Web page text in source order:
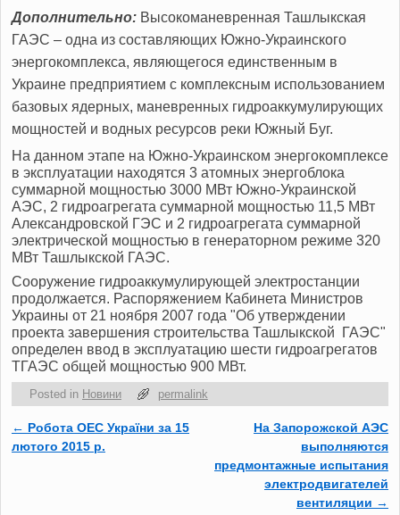
Дополнительно: Высокоманевренная Ташлыкская
ГАЭС – одна из составляющих Южно-Украинского
энергокомплекса, являющегося единственным в
Украине предприятием с комплексным использованием
базовых ядерных, маневренных гидроаккумулирующих
мощностей и водных ресурсов реки Южный Буг.
На данном этапе на Южно-Украинском энергокомплексе
в эксплуатации находятся 3 атомных энергоблока
суммарной мощностью 3000 МВт Южно-Украинской
АЭС, 2 гидроагрегата суммарной мощностью 11,5 МВт
Александровской ГЭС и 2 гидроагрегата суммарной
электрической мощностью в генераторном режиме 320
МВт Ташлыкской ГАЭС.
Сооружение гидроаккумулирующей электростанции
продолжается. Распоряжением Кабинета Министров
Украины от 21 ноября 2007 года "Об утверждении
проекта завершения строительства Ташлыкской ГАЭС"
определен ввод в эксплуатацию шести гидроагрегатов
ТГАЭС общей мощностью 900 МВт.
Posted in Новини permalink
Post navigation
← Робота ОЕС України за 15
лютого 2015 р.
На Запорожской АЭС
выполняются
предмонтажные испытания
электродвигателей
вентиляции →